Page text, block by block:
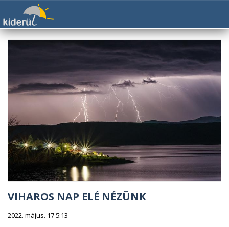
VIHAROS NAP ELÉ NÉZÜNK
2022. május. 17 5:13